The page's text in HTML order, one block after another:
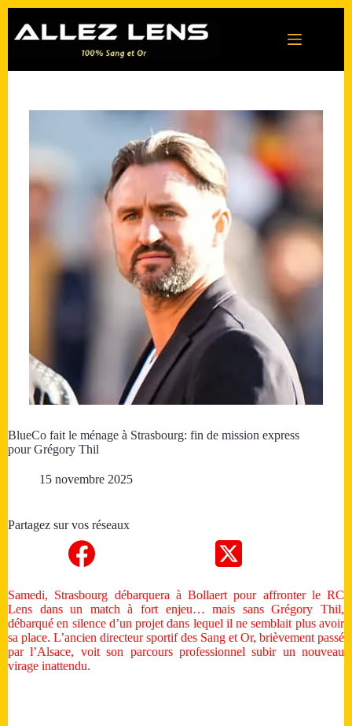
contenu
BlueCo fait le ménage à Strasbourg: fin de mission express
pour Grégory Thil
15 novembre 2025
Partagez sur vos réseaux
Samedi, Strasbourg débarquera à Bollaert pour affronter le RC
Lens dans un match à fort enjeu… mais sans Grégory Thil,
débarqué en silence d’un projet dans lequel il ne semblait plus avoir
sa place. L’ancien directeur sportif des Sang et Or, brièvement passé
par l’Alsace, voit son parcours professionnel subir un nouveau
virage inattendu.